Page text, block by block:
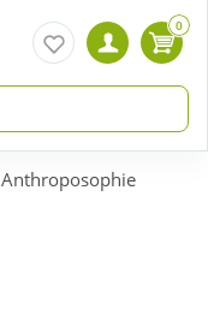
0
Anthroposophie